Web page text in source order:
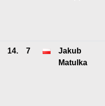
14. 7
Jakub
Matulka